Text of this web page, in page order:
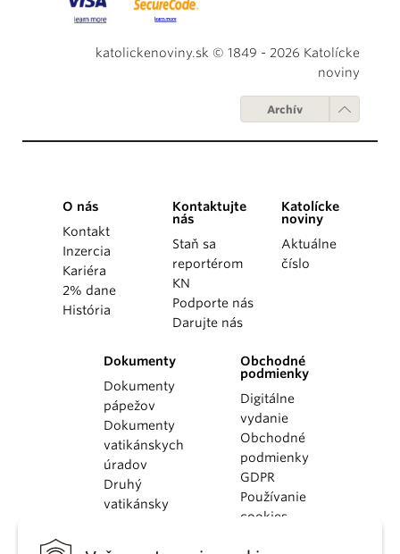
katolickenoviny.sk © 1849 - 2026 Katolícke
noviny
Archív
O nás
Kontakt
Inzercia
Kariéra
2% dane
História
Kontaktujte
nás
Staň sa
reportérom
KN
Podporte nás
Darujte nás
Katolícke
noviny
Aktuálne
číslo
Dokumenty
Dokumenty
pápežov
Dokumenty
vatikánskych
úradov
Druhý
vatikánsky
Obchodné
podmienky
Digitálne
vydanie
Obchodné
podmienky
GDPR
Používanie
cookies